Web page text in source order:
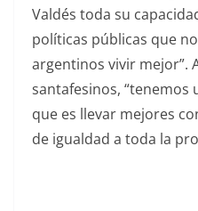
Valdés toda su
políticas públicas que
argentinos vivir mejor”.
santafesinos,
que es llevar mejores
de igualdad a toda la